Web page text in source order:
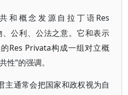
和概念发源自拉丁语 Res
公利、公法之意。它和表示
Res Privata构成一组对立概
性”的强调。
主通常会把国家和政权视为自